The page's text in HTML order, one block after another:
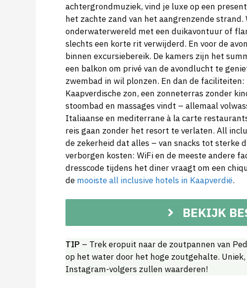
achtergrondmuziek, vind je luxe op een
het zachte zand van het aangrenzende strand.
onderwaterwereld met een duikavontuur of
slechts een korte rit verwijderd. En voor de
binnen excursiebereik. De kamers zijn het
een balkon om privé van de avondlucht te
zwembad in wil plonzen. En dan de
Kaapverdische zon, een zonneterras zonder
stoombad en massages vindt – allemaal
Italiaanse en mediterrane à la carte
reis gaan zonder het resort te verlaten. All
de zekerheid dat alles – van snacks tot sterke
verborgen kosten: WiFi en de meeste andere
dresscode tijdens het diner vraagt om een
de mooiste all inclusive hotels in Kaapverdië.
BEKIJK
TIP – Trek eropuit naar de zoutpannen van
op het water door het hoge zoutgehalte.
Instagram-volgers zullen waarderen!